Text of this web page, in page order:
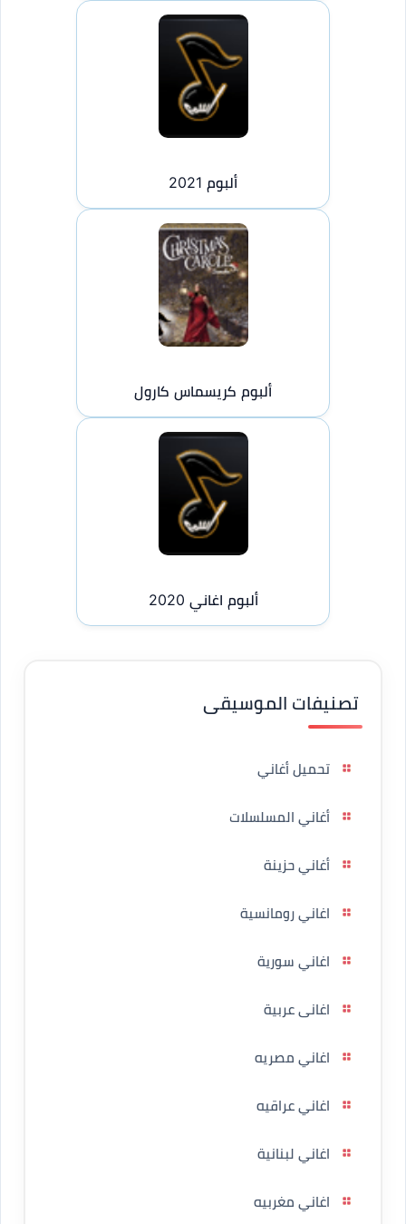
ألبوم 2021
ألبوم كريسماس كارول
ألبوم اغاني 2020
تصنيفات الموسيقى
تحميل أغاني
أغاني المسلسلات
أغاني حزينة
اغاني رومانسية
اغاني سورية
اغانى عربية
اغاني مصريه
اغاني عراقيه
اغاني لبنانية
اغاني مغربيه